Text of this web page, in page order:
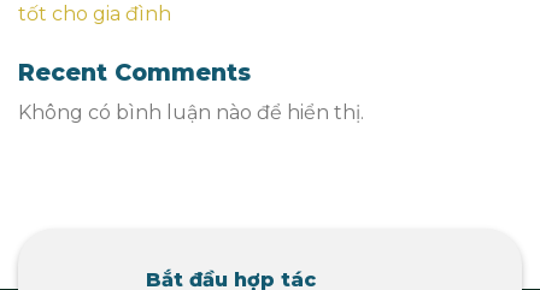
tốt cho gia đình
Recent Comments
Không có bình luận nào để hiển thị.
Bắt đầu hợp tác